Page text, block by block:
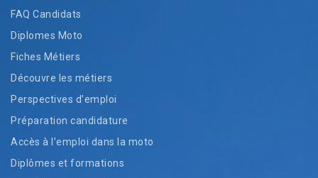
FAQ Candidats
Diplomes Moto
Fiches Métiers
Découvre les métiers
Perspectives d’emploi
Préparation candidature
Accès à l’emploi dans la moto
Diplômes et formations